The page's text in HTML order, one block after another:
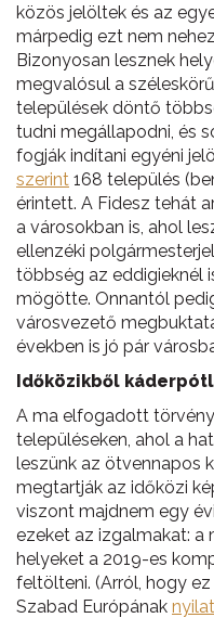
közös jelöltek és az
márpedig ezt nem
Bizonyosan lesznek
megvalósul a
települések döntő
tudni megállapodni, és
fogják indítani egyéni
szerint 168 település
érintett. A Fidesz tehát
a városokban is, ahol
ellenzéki
többség az eddigieknél
mögötte. Onnantól
városvezető
években is jó pár
Időközikből
A ma elfogadott
településeken, ahol a
leszünk az ötvennapos
megtartják az időközi
viszont majdnem egy
ezeket az izgalmakat: a
helyeket a 2019-es
feltölteni. (Arról, hogy
Szabad Európának